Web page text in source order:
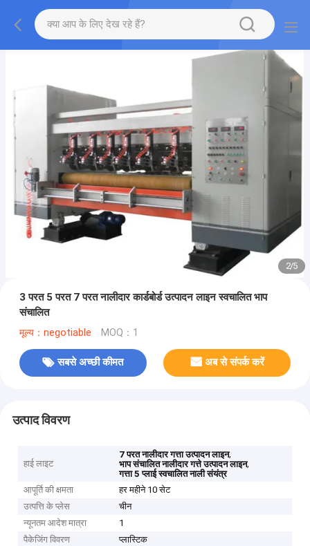
2/5
3 परत 5 परत 7 परत नालीदार कार्डबोर्ड उत्पादन लाइन स्वचालित भाप
संचालित
मूल्य：negotiable MOQ：1
सबसे अच्छी कीमत अब से संपर्क करें
उत्पाद विवरण
हाई लाइट
7 परत नालीदार गत्ता उत्पादन लाइन,
भाप संचालित नालीदार गत्ते उत्पादन लाइन,
गत्ता 5 प्लाई स्वचालित नाली संयंत्र
आपूर्ति की क्षमता
हर महीने 10 सेट
उत्पत्ति के प्लेस
चीन
न्यूनतम आदेश मात्रा
1
पैकेजिंग विवरण
प्लास्टिक